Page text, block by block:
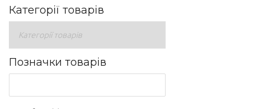
Категорії товарів
Позначки товарів